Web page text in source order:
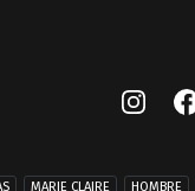
MARIE CLAIRE HOMBRE